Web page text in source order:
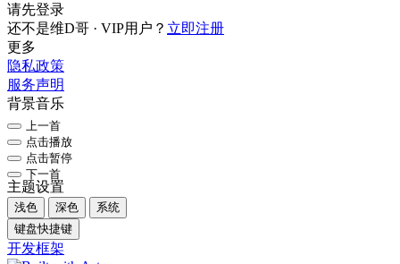
请先登录
还不是维D哥 · VIP用户？ 立即注册
更多
隐私政策
服务声明
背景音乐
上一首
点击播放
点击暂停
下一首
主题设置
浅色 深色
系统
键盘快捷键
开发框架